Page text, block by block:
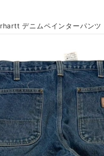
デニムペインターパン